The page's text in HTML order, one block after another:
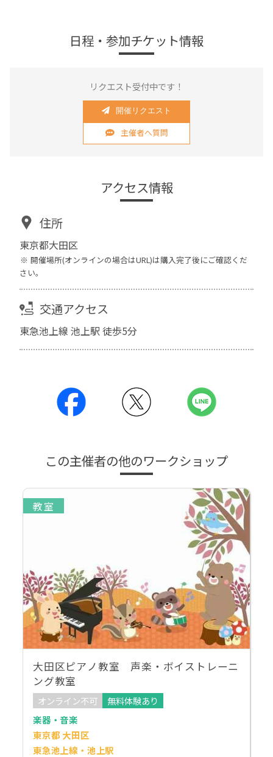
日程・参加チケット情報
リクエスト受付中です！
開催リクエスト
主催者へ質問
アクセス情報
住所
東京都大田区
開催場所(オンラインの場合はURL)は購入完了後にご確認くだ
さい。
交通アクセス
東急池上線 池上駅 徒歩5分
この主催者の他のワークショップ
教室
大田区ピアノ教室 声楽・ボイストレーニ
ング教室
オンライン不可
無料体験あり
楽器・音楽
東京都 大田区
東急池上線・池上駅